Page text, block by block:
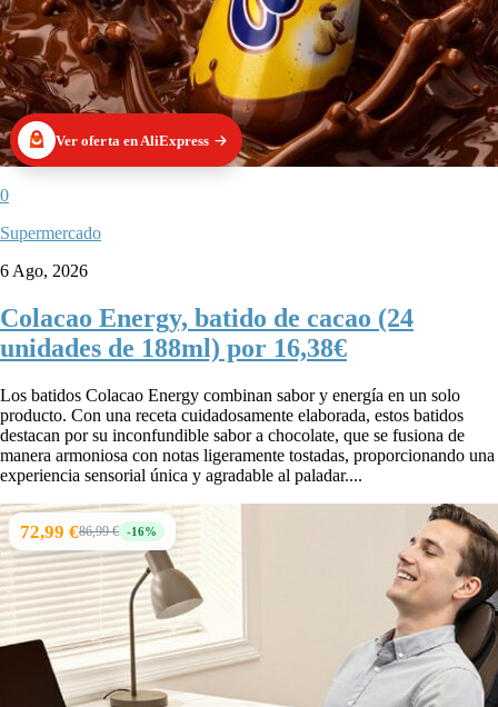
Ver oferta en AliExpress
0
Supermercado
6 Ago, 2026
Colacao Energy, batido de cacao (24
unidades de 188ml) por 16,38€
Los batidos Colacao Energy combinan sabor y energía en un solo
producto. Con una receta cuidadosamente elaborada, estos batidos
destacan por su inconfundible sabor a chocolate, que se fusiona de
manera armoniosa con notas ligeramente tostadas, proporcionando una
experiencia sensorial única y agradable al paladar....
72,99 €86,99 € -16%